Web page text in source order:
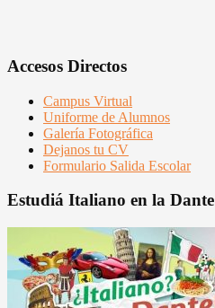
Accesos Directos
Campus Virtual
Uniforme de Alumnos
Galería Fotográfica
Dejanos tu CV
Formulario Salida Escolar
Estudiá Italiano en la Dante